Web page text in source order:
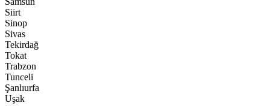
Siirt
Sinop
Sivas
Tekirdağ
Tokat
Trabzon
Tunceli
Şanlıurfa
Uşak